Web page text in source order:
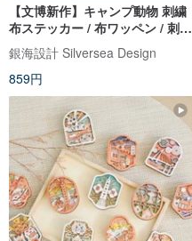
【文博新作】キャンプ動物 刺繍
布ステッカー / 布ワッペン / 刺繍
シール
銀海設計 Silversea Design
859円